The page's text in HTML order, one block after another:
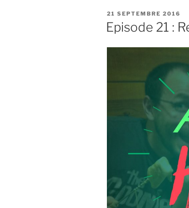
PUBLIÉ
LE
21 SEPTEMBRE 2016
Episode 21 :